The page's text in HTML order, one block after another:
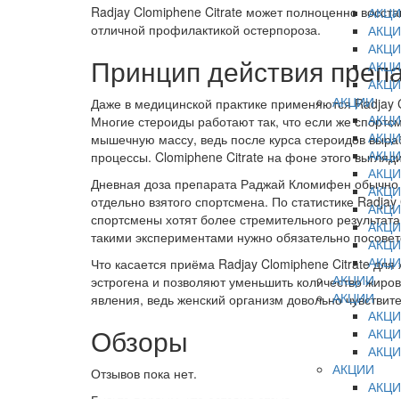
АКЦИИ
АКЦИИ
АКЦИИ
АКЦИИ
Radjay Clomiphene Citrate может полноценно
отличной профилактикой остерпороза.
Принцип действия
Даже в медицинской практике применяются Radjay
Многие стероиды работают так, что если же
мышечную массу, ведь после курса стероидов
процессы. Clomiphene Citrate на фоне этого
Дневная доза препарата Раджай Кломифен обычно
отдельно взятого спортсмена. По статистике
спортсмены хотят более стремительного
такими экспериментами нужно обязательно
Что касается приёма Radjay Clomiphene Citrate
эстрогена и позволяют уменьшить количество
явления, ведь женский организм довольно
Обзоры
Отзывов пока нет.